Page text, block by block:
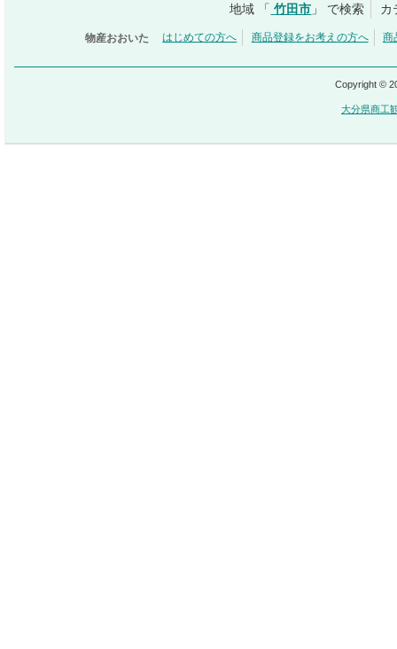
地域 「 竹田市 」 で検索 カ
物産おおいた はじめての方へ 商品登録をお考えの方へ 商
Copyright ©
大分県商工